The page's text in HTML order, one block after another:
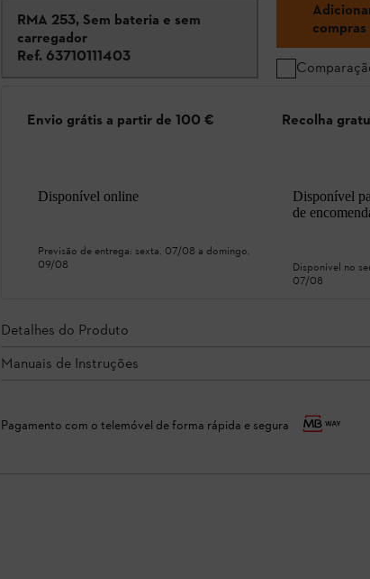
RMA 253, Sem bateria e sem
carregador
Ref. 63710111403
compras
Envio grátis a partir de 100 €
Disponível online
Previsão de entrega: sexta, 07/08 a domingo,
09/08
Recolha
Disponível
de
Disponível no
07/08
Detalhes do Produto
Manuais de Instruções
Pagamento com o telemóvel de forma rápida e segura